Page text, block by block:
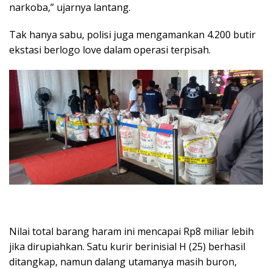
narkoba,” ujarnya lantang.
Tak hanya sabu, polisi juga mengamankan 4.200 butir
ekstasi berlogo love dalam operasi terpisah.
Nilai total barang haram ini mencapai Rp8 miliar lebih
jika dirupiahkan. Satu kurir berinisial H (25) berhasil
ditangkap, namun dalang utamanya masih buron,